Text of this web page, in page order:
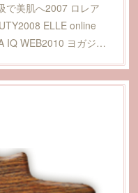
美肌へ2007 ロレア
ELLE online
IQ WEB2010 ヨガジ…